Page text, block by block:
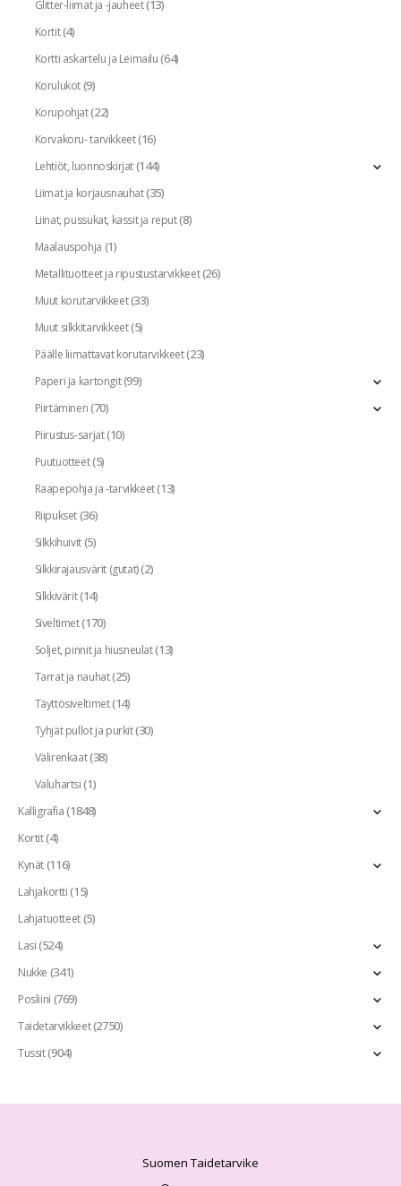
Glitter-liimat ja -jauheet(13)
Kortit(4)
Kortti askartelu ja Leimailu(64)
Korulukot(9)
Korupohjat(22)
Korvakoru- tarvikkeet(16)
Lehtiöt, luonnoskirjat(144)
Liimat ja korjausnauhat(35)
Liinat, pussukat, kassit ja reput(8)
Maalauspohja (1)
Metallituotteet ja ripustustarvikkeet(26)
Muut korutarvikkeet(33)
Muut silkkitarvikkeet(5)
Päälle liimattavat korutarvikkeet(23)
Paperi ja kartongit(99)
Piirtäminen(70)
Piirustus-sarjat(10)
Puutuotteet(5)
Raapepohja ja -tarvikkeet(13)
Riipukset(36)
Silkkihuivit(5)
Silkkirajausvärit (gutat)(2)
Silkkivärit(14)
Siveltimet(170)
Soljet, pinnit ja hiusneulat(13)
Tarrat ja nauhat(25)
Täyttösiveltimet(14)
Tyhjät pullot ja purkit(30)
Välirenkaat(38)
Valuhartsi(1)
Kalligrafia(1848)
Kortit(4)
Kynät(116)
Lahjakortti(15)
Lahjatuotteet(5)
Lasi(524)
Nukke (341)
Posliini (769)
Taidetarvikkeet(2750)
Tussit(904)
Suomen Taidetarvike